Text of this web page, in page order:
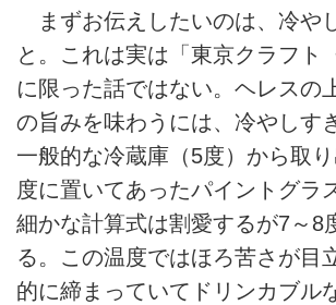
まずお伝えしたいのは、冷や
と。これは実は「東京クラフト
に限った話ではない。ヘレスの
の旨みを味わうには、冷やしす
一般的な冷蔵庫（5度）から取
度に置いてあったパイントグラ
細かな計算式は割愛するが7～8
る。この温度ではほろ苦さが目
的に締まっていてドリンカブル